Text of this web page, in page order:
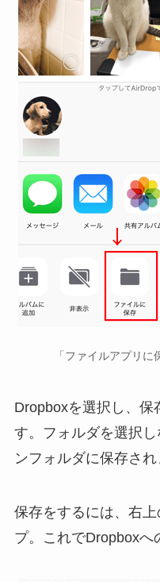
「ファイルアプリに
Dropboxを選択し、保
す。フォルダを選択
ンフォルダに保存され
保存をするには、右
プ。これでDropboxへ